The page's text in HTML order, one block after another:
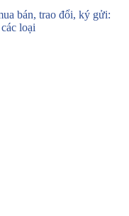
bán, trao đổi, ký gửi:
loại